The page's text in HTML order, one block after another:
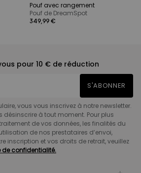
Pouf avec rangement
Pouf de DreamSpot
349,99 €
pour 10 € de réduction
S'ABONNER
vous vous inscrivez à notre newsletter.
désinscrire à tout moment. Pour plus
de vos données, les finalités du
de nos prestataires d’envoi,
inscription et vos droits de retrait, veuillez
de confidentialité.